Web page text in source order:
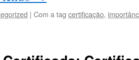
| Com a tag certificação,